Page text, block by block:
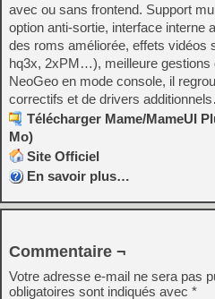
avec ou sans frontend. Support
option anti-sortie, interface interne
des roms améliorée, effets vidéos
hq3x, 2xPM…), meilleure gestions
NeoGeo en mode console, il
correctifs et de drivers
Télécharger Mame/MameUI
Mo)
Site Officiel
En savoir plus…
Commentaire ¬
Votre adresse e-mail ne sera pas
obligatoires sont indiqués avec *